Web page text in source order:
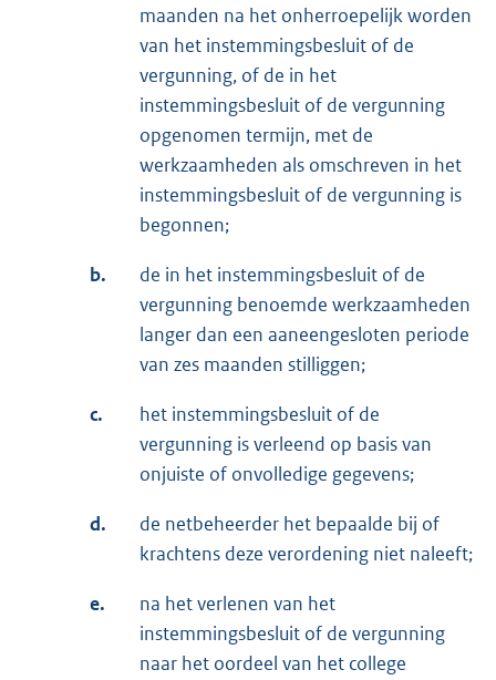
maanden na het onherroepelijk worden
van het instemmingsbesluit of de
vergunning, of de in het
instemmingsbesluit of de vergunning
opgenomen termijn, met de
werkzaamheden als omschreven in het
instemmingsbesluit of de vergunning is
begonnen;
b.
de in het instemmingsbesluit of de
vergunning benoemde werkzaamheden
langer dan een aaneengesloten periode
van zes maanden stilliggen;
c.
het instemmingsbesluit of de
vergunning is verleend op basis van
onjuiste of onvolledige gegevens;
d.
de netbeheerder het bepaalde bij of
krachtens deze verordening niet naleeft;
e.
na het verlenen van het
instemmingsbesluit of de vergunning
naar het oordeel van het college